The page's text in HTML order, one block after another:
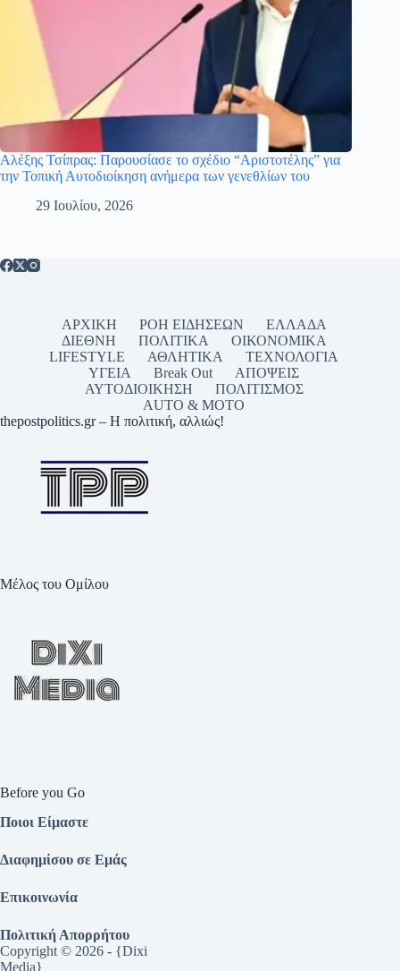
Αλέξης Τσίπρας: Παρουσίασε το σχέδιο “Αριστοτέλης” για
την Τοπική Αυτοδιοίκηση ανήμερα των γενεθλίων του
29 Ιουλίου, 2026
ΑΡΧΙΚΗ ΡΟΗ ΕΙΔΗΣΕΩΝ
ΕΛΛΑΔΑ
ΔΙΕΘΝΗ
ΠΟΛΙΤΙΚΑ
ΟΙΚΟΝΟΜΙΚΑ
LIFESTYLE
ΑΘΛΗΤΙΚΑ
ΤΕΧΝΟΛΟΓΙΑ
ΥΓΕΙΑ
Break Out
ΑΠΟΨΕΙΣ
ΑΥΤΟΔΙΟΙΚΗΣΗ
ΠΟΛΙΤΙΣΜΟΣ
AUTO & MOTO
thepostpolitics.gr – Η πολιτική, αλλιώς!
Μέλος του Ομίλου
Before you Go
Ποιοι Είμαστε
Διαφημίσου σε Εμάς
Επικοινωνία
Πολιτική Απορρήτου
Copyright © 2026 - {Dixi
Media}